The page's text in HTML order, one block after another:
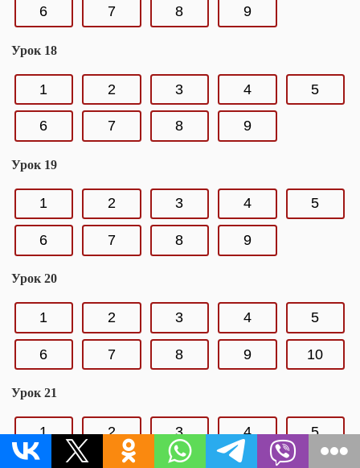
6 7 8 9
Урок 18
1 2 3 4 5
6 7 8 9
Урок 19
1 2 3 4 5
6 7 8 9
Урок 20
1 2 3 4 5
6 7 8 9 10
Урок 21
1 2 3 4 5